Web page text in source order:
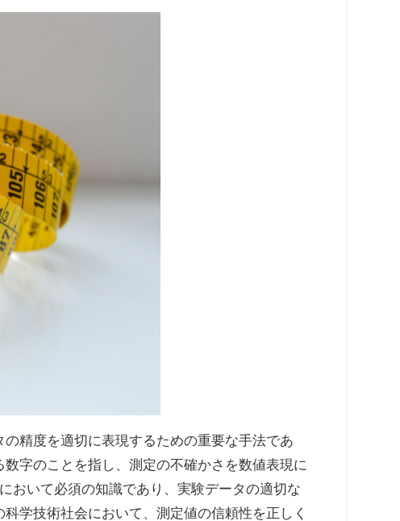
精度を適切に表現するための重要な手法であ
字のことを指し、測定の不確かさを数値表現に
おいて必須の知識であり、実験データの適切な
学技術社会において、測定値の信頼性を正しく